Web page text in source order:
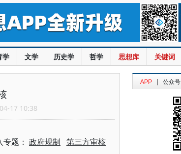
学 文学 历史学 哲学 思想库 关键词
17 10:38
专题： 政府规制 第三方审核
APP | 公众号